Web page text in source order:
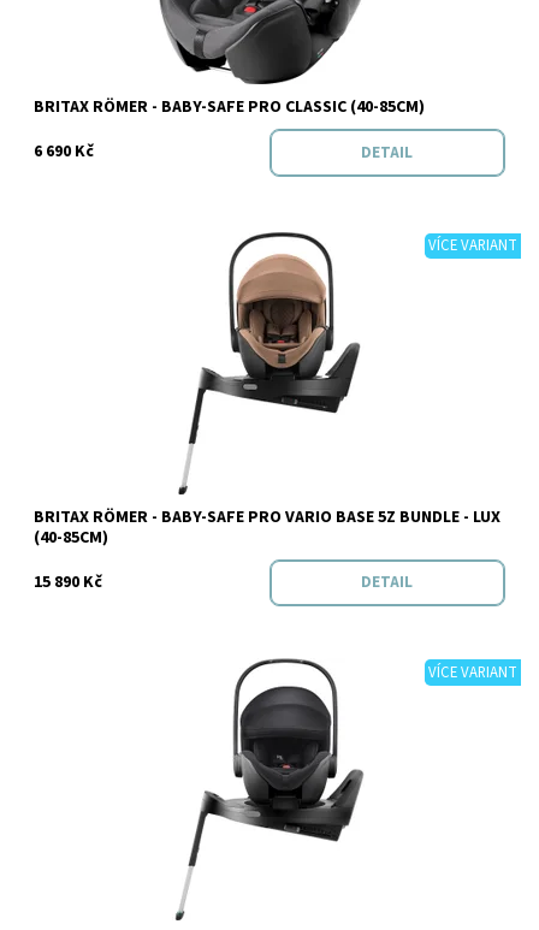
BRITAX RÖMER
BRITAX RÖMER - BABY-SAFE PRO CLASSIC (40-85CM)
6 690 Kč
DETAIL
VÍCE VARIANT
Skladem
Značka: BRITAX RÖMER
BRITAX RÖMER - BABY-SAFE PRO VARIO BASE 5Z BUNDLE - LUX
(40-85CM)
15 890 Kč
DETAIL
VÍCE VARIANT
Skladem